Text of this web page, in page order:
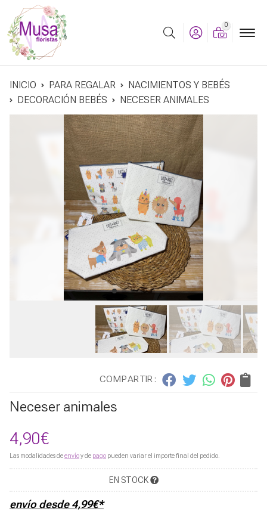
Buscar
0
INICIO PARA REGALAR
NACIMIENTOS Y BEBÉS
DECORACIÓN BEBÉS
NECESER ANIMALES
COMPARTIR:
Neceser animales
4,90€
Las modalidades deenvíoy de pago pueden variar el importe final del pedido.
EN STOCK
envío desde4,99€*